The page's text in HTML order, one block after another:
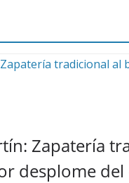
Zapatería
desplome